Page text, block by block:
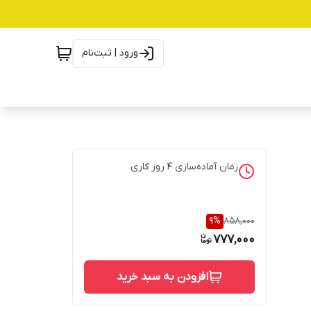
ورود | ثبت‌نام
زمان آماده‌سازی 4 روز کاری
858,000
9%
777,000
افزودن به سبد خرید